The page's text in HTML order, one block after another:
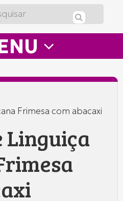
Frimesa com abacaxi
Linguiça